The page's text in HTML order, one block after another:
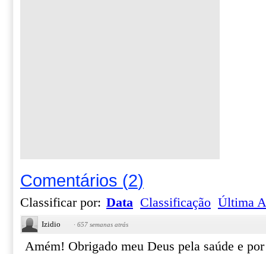
Comentários (2)
Classificar por: Data Classificação Última
Izidio · 657 semanas atrás
Amém! Obrigado meu Deus pela saúde e